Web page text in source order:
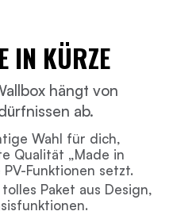
IN KÜRZE
hängt von
ab.
Wahl für dich,
Qualität „Made in
Funktionen setzt.
Paket aus Design,